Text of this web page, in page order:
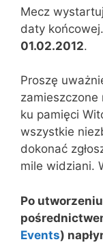
Mecz
daty
01.02.2012.
Proszę
zamieszczone
ku pamięci
wszystkie
dokonać
mile widziani.
Po
Events)